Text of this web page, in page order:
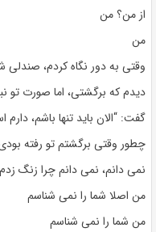
از من؟ من
من
وقتی به دور نگاه کردم،
دیدم که برگشتی، اما صورت تو
گفت: “الان باید تنها باشم،
چطور وقتی برگشتم تو رفته
نمی دانم، نمی دانم چرا زنگ زدم
من اصلا شما را نمی شناسم
من شما را نمی شناسم